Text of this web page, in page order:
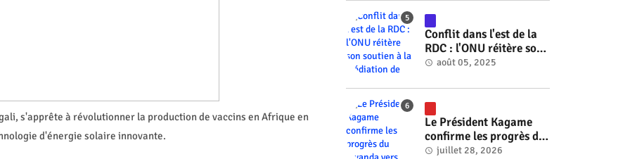
s'apprête à révolutionner la production de vaccins en Afrique en
d'énergie solaire innovante.
Conflit dans l'est de la
RDC : l'ONU réitère son
soutien à la médiation
#rwanda #RwOT
août 05, 2025
Le Président Kagame
confirme les progrès du
Rwanda vers l'énergie
juillet 28, 2026